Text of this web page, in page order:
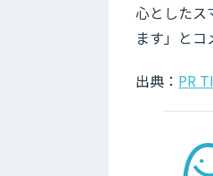
心としたス
ます」とコ
出典： PR